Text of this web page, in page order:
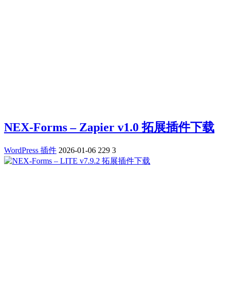
NEX-Forms – Zapier v1.0 拓展插件下载
WordPress 插件 2026-01-06 229 3